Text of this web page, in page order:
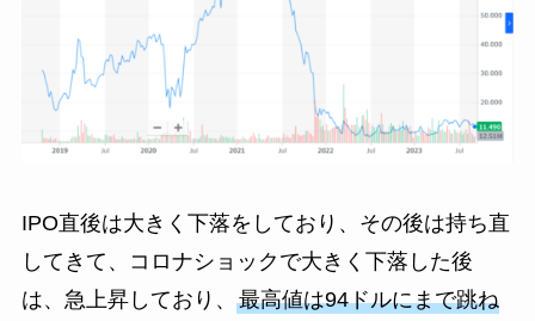
IPO直後は大きく下落をしており、その後は持ち直
してきて、コロナショックで大きく下落した後
は、急上昇しており、 最高値は94ドルにまで跳ね